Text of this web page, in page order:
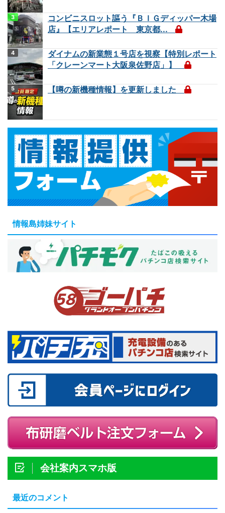
コンビニスロット謳う『ＢＩＧディッパー木場
店』【エリアレポート 東京都...
ダイナムの新業態１号店を視察【特別レポート
「クレーンマート大阪泉佐野店」】
【噂の新機種情報】を更新しました
情報島姉妹サイト
会社案内スマホ版
最近のコメント